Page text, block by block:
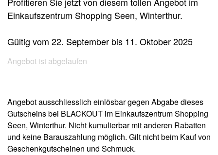
Einkaufszentrum Shopping Seen, Winterthur.
Gültig vom 22. September bis 11. Oktober 2025
Angebot ist abgelaufen
Angebot ausschliesslich einlösbar gegen Abgabe dieses
Gutscheins bei BLACKOUT im Einkaufszentrum Shopping
Seen, Winterthur. Nicht kumulierbar mit anderen Rabatten
und keine Barauszahlung möglich. Gilt nicht beim Kauf von
Geschenkgutscheinen und Schmuck.